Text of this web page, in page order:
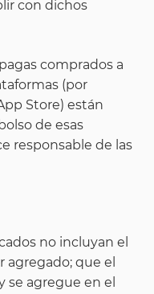
con dichos
comprados a
(por
Store) están
de esas
responsable de las
no incluyan el
agregado; que el
se agregue en el